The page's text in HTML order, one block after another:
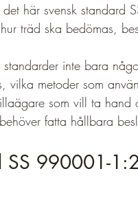
här svensk
träd ska bedömas,
inte bara
vilka metoder som
som vill ta hand
fatta hållbara
SS 990001-